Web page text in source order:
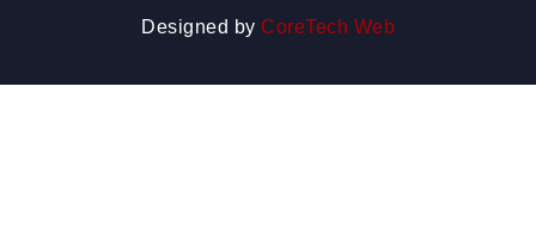
Designed by CoreTech Web